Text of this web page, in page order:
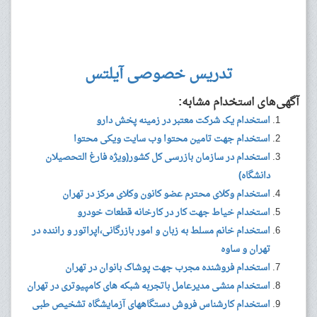
تدریس خصوصی آیلتس
آگهی‌های استخدام مشابه:
استخدام یک شرکت معتبر در زمینه پخش دارو
استخدام جهت تامین محتوا وب سایت ویکی محتوا
استخدام در سازمان بازرسی کل کشور(ویژه فارغ التحصیلان
دانشگاه)
استخدام وکلای محترم عضو کانون وکلای مرکز در تهران
استخدام خیاط جهت کار در کارخانه قطعات خودرو
استخدام خانم مسلط به زبان و امور بازرگانی،اپراتور و راننده در
تهران و ساوه
استخدام فروشنده مجرب جهت پوشاک بانوان در تهران
استخدام منشی مدیرعامل باتجربه شبکه های کامپیوتری در تهران
استخدام کارشناس فروش دستگاههای آزمایشگاه تشخیص طبی